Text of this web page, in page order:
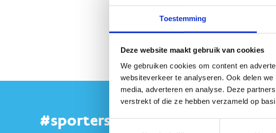
Toestemming
Deze website maakt gebruik van cookies
We gebruiken cookies om content en
websiteverkeer te analyseren. Ook delen
media, adverteren en analyse. Deze
verstrekt of die ze hebben verzameld op
Toestemmingsselectie
#sportersbelevenmeer